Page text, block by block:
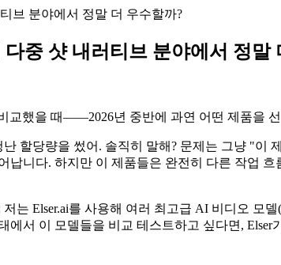
브 분야에서 정말 더 우수할까?
중 샷 내러티브 분야에서 정말
교했을 때——2026년 중반에 과연 어떤 제품을
할당량을 썼어. 솔직히 말해? 문제는 그냥 "이
납니다. 하지만 이 제품들은 완전히 다른 작업
는 Elser.ai를 사용해 여러 최고급 AI 비디오 모
서 이 모델들을 비교 테스트하고 싶다면,